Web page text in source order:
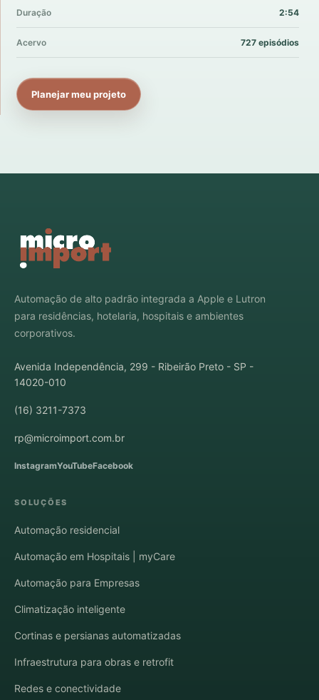
Duração 2:54
Acervo 727 episódios
Planejar meu projeto
Automação de alto padrão integrada a Apple e Lutron
para residências, hotelaria, hospitais e ambientes
corporativos.
Avenida Independência, 299 - Ribeirão Preto - SP -
14020-010
(16) 3211-7373
rp@microimport.com.br
InstagramYouTubeFacebook
SOLUÇÕES
Automação residencial
Automação em Hospitais | myCare
Automação para Empresas
Climatização inteligente
Cortinas e persianas automatizadas
Infraestrutura para obras e retrofit
Redes e conectividade